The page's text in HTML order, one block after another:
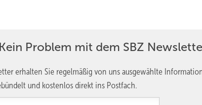
Problem mit dem SBZ
erhalten Sie regelmäßig von uns ausgewählte
und kostenlos direkt ins Postfach.